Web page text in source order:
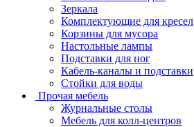
Зеркала
Комплектующие для кресел
Корзины для мусора
Настольные лампы
Подставки для ног
Кабель-каналы и подставки
Стойки для воды
Прочая мебель
Журнальные столы
Мебель для колл-центров